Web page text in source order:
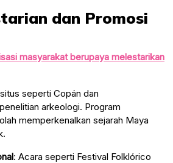
dan Promosi
masyarakat berupaya melestarikan
seperti Copán dan
arkeologi. Program
memperkenalkan sejarah Maya
: Acara seperti Festival Folklórico